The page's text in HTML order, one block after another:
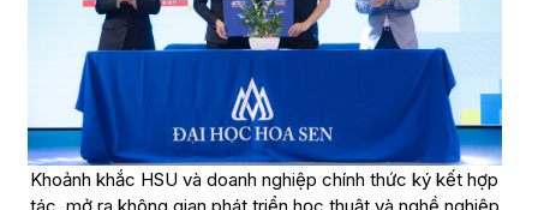
Khoảnh khắc HSU và doanh nghiệp chính thức ký kết hợp